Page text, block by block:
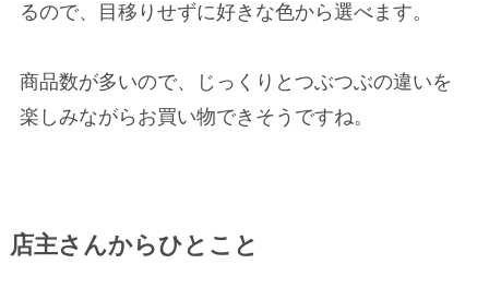
るので、目移りせずに好きな色から選べます。
商品数が多いので、じっくりとつぶつぶの違いを
楽しみながらお買い物できそうですね。
店主さんからひとこと